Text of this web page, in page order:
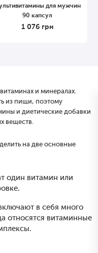
для мужчин
90 капсул
1 076 грн
и минералах.
из пищи, поэтому
и диетические добавки
веществ.
на две основные
один витамин или
в себя много
относятся витаминные